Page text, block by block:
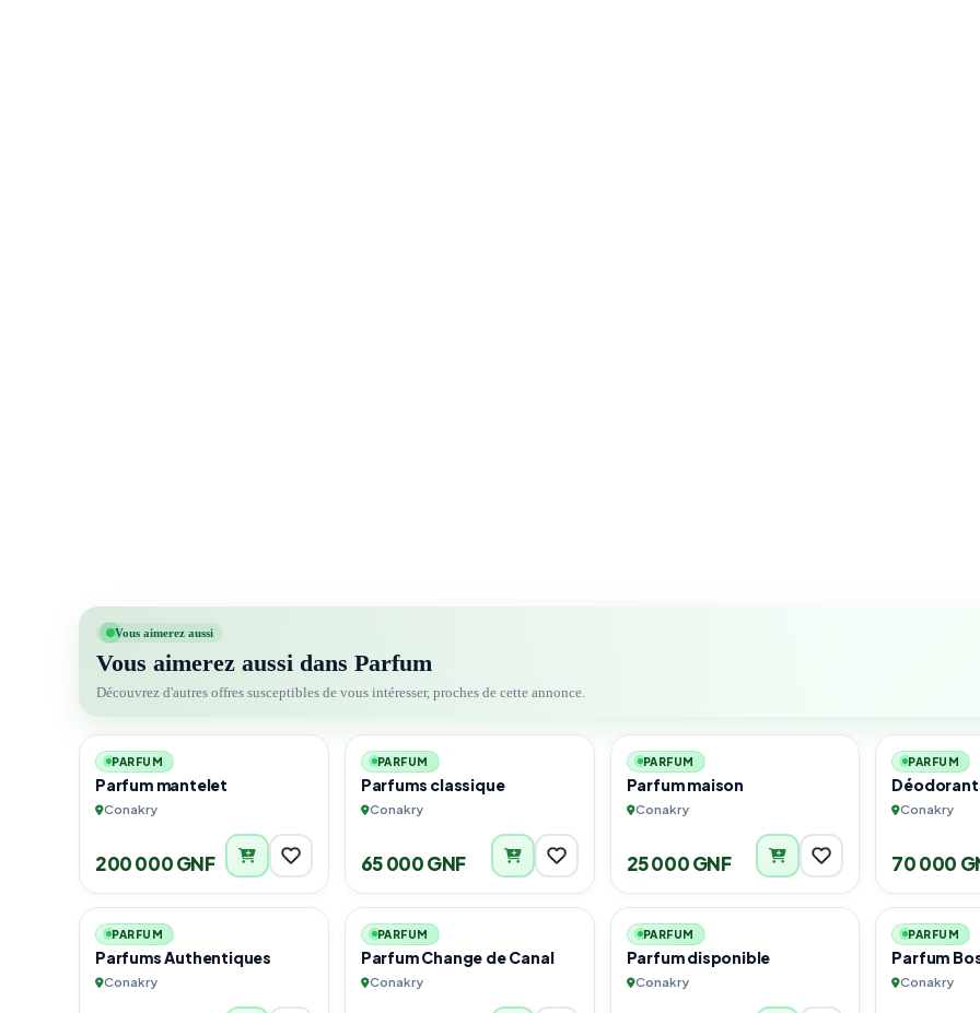
Vous aimerez aussi
Vous aimerez aussi dans Parfum
Découvrez d'autres offres susceptibles de vous intéresser, proches de cette annonce.
PARFUM
Parfum mantelet
Conakry
200 000 GNF
PARFUM
Parfums classique
Conakry
65 000 GNF
PARFUM
Parfum maison
Conakry
25 000 GNF
PARFUM
Conakry
70 000
2
PARFUM
Parfums Authentiques
Conakry
1
PARFUM
Parfum Change de Canal
Conakry
3
PARFUM
Parfum disponible
Conakry
PARFUM
Parfum
Conakry